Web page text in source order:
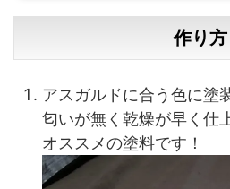
作り方
アスガルドに合う色に塗
匂いが無く乾燥が早く仕
オススメの塗料です！